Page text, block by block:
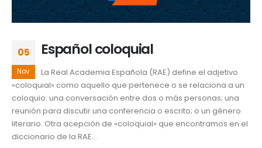
05
Nov
Español coloquial
La Real Academia Española (RAE) define el adjetivo
«coloquial» como aquello que pertenece o se relaciona a un
coloquio: una conversación entre dos o más personas; una
reunión para discutir una conferencia o escrito; o un género
literario. Otra acepción de «coloquial» que encontramos en el
diccionario de la RAE...